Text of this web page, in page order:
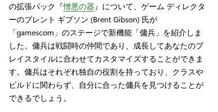
の拡張パック『憎悪の器 』について、ゲーム ディレクタ
ーのブレント ギブソン (Brent Gibson) 氏が
「gamescom」のステージで新機能「傭兵」を紹介しま
した。傭兵は戦闘時の仲間であり、成長してあなたのプ
レイスタイルに合わせてカスタマイズすることができま
す。傭兵はそれぞれ独自の役割を持っており、クラスや
ビルドに関わらず、自分に合った傭兵を見つけることが
できるでしょう。